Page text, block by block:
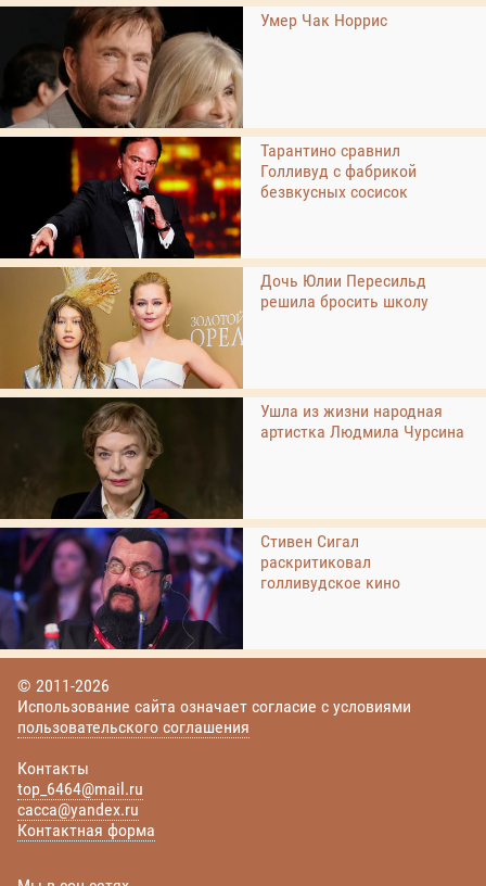
Умер Чак Норрис
Тарантино сравнил
Голливуд с фабрикой
безвкусных сосисок
Дочь Юлии Пересильд
решила бросить школу
Ушла из жизни народная
артистка Людмила Чурсина
Стивен Сигал
раскритиковал
голливудское кино
© 2011-2026
Использование сайта означает согласие с условиями
пользовательского соглашения
Контакты
top_6464@mail.ru
cacca@yandex.ru
Контактная форма